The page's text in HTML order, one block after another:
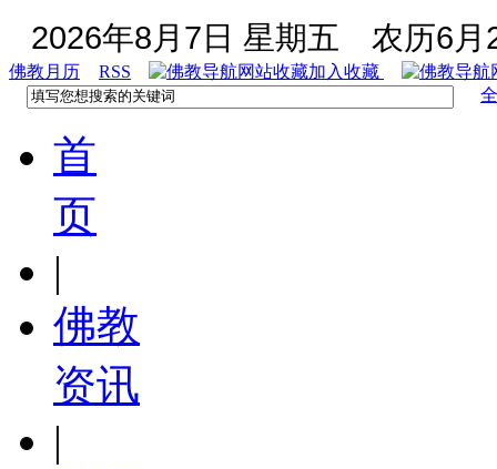
2026年8月7日 星期五 农历6月
佛教月历 RSS
加入收藏
首
页
|
佛教
资讯
|